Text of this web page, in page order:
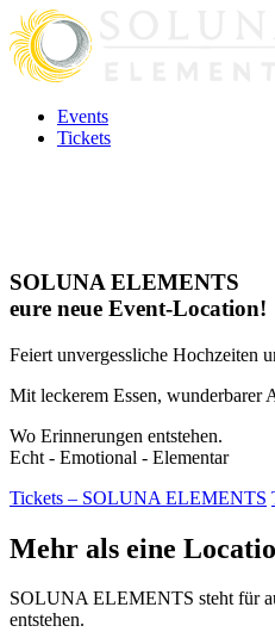
Events
Tickets
SOLUNA ELEMENTS
eure neue Event-Location!
Feiert unvergessliche Hochzeiten
Mit leckerem Essen, wunderbarer
Wo Erinnerungen entstehen.
Echt - Emotional - Elementar
Tickets – SOLUNA ELEMENTS
Mehr als eine
SOLUNA ELEMENTS steht für
entstehen.